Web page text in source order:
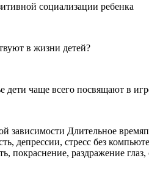
социализации ребенка
в жизни детей?
дети чаще всего посвящают в
Длительное
депрессии, стресс без
покраснение, раздражение